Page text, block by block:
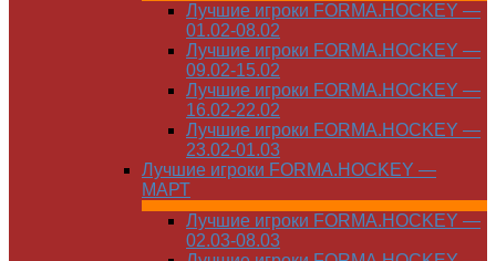
Лучшие игроки FORMA.HOCKEY —
01.02-08.02
Лучшие игроки FORMA.HOCKEY —
09.02-15.02
Лучшие игроки FORMA.HOCKEY —
16.02-22.02
Лучшие игроки FORMA.HOCKEY —
23.02-01.03
Лучшие игроки FORMA.HOCKEY —
МАРТ
Лучшие игроки FORMA.HOCKEY —
02.03-08.03